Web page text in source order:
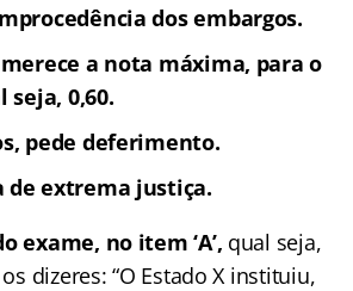
dos embargos.
a nota máxima, para o
0,60.
pede deferimento.
de extrema justiça.
exame, no item ‘A’, qual seja,
dizeres: “O Estado X instituiu,